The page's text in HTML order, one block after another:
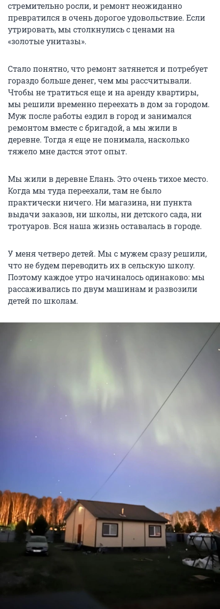
стремительно росли, и ремонт неожиданно
превратился в очень дорогое удовольствие. Если
утрировать, мы столкнулись с ценами на
«золотые унитазы».
Стало понятно, что ремонт затянется и потребует
гораздо больше денег, чем мы рассчитывали.
Чтобы не тратиться еще и на аренду квартиры,
мы решили временно переехать в дом за городом.
Муж после работы ездил в город и занимался
ремонтом вместе с бригадой, а мы жили в
деревне. Тогда я еще не понимала, насколько
тяжело мне дастся этот опыт.
Мы жили в деревне Елань. Это очень тихое место.
Когда мы туда переехали, там не было
практически ничего. Ни магазина, ни пункта
выдачи заказов, ни школы, ни детского сада, ни
тротуаров. Вся наша жизнь оставалась в городе.
У меня четверо детей. Мы с мужем сразу решили,
что не будем переводить их в сельскую школу.
Поэтому каждое утро начиналось одинаково: мы
рассаживались по двум машинам и развозили
детей по школам.